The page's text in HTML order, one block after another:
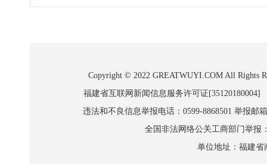
Copyright © 2022 GREATWUYI.COM All Rights
福建省互联网新闻信息服务许可证
违法和不良信息举报电话：0599-8868501 举报邮
全国非法网络公关工商部门举报
单位地址：福建省